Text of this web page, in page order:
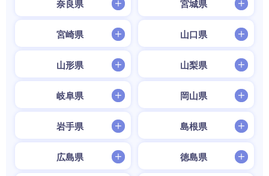
奈良県 宮城県
宮崎県 山口県
山形県 山梨県
岐阜県 岡山県
岩手県 島根県
広島県 徳島県